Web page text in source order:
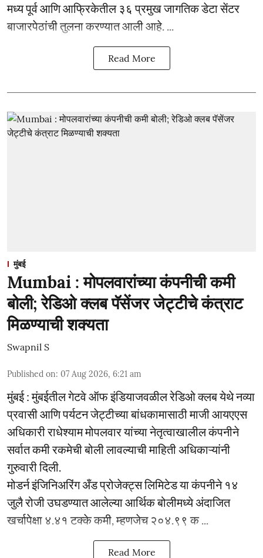
मध्य पूर्व आणि आफ्रिकेतील ३६ प्रमुख जागतिक डेटा सेंटर
बाजारपेठांची तुलना करण्यात आली आहे. ...
Read More
मुंबई
Mumbai : मोपलवारांच्या कंपनीची कमी
बोली; रेडिओ क्लब पॅसेंजर जेट्टीचे कंत्राट
मिळण्याची शक्यता
Swapnil S
Published on: 07 Aug 2026, 6:21 am
मुंबई : मुंबईतील गेटवे ऑफ इंडियाजवळील रेडिओ क्लब येथे नव्या
प्रवासी आणि पर्यटन जेट्टीच्या बांधकामासाठी माजी आयएएस
अधिकारी राधेश्याम मोपलवार यांच्या नेतृत्वाखालील कंपनीने
सर्वात कमी रकमेची बोली लावल्याची माहिती अधिकाऱ्यांनी
गुरुवारी दिली.
मोडर्न इंजिनिअरिंग अँड प्रोजेक्ट्स लिमिटेड या कंपनीने १४
जुलै रोजी उघडण्यात आलेल्या आर्थिक बोलीमध्ये अंदाजित
खर्चापेक्षा ४.४१ टक्के कमी, म्हणजेच २०४.९९ क ...
Read More